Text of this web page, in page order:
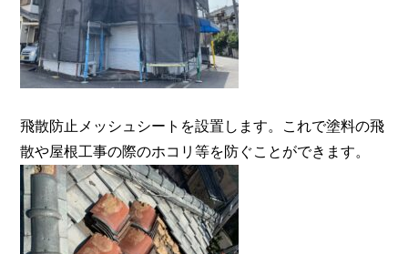
飛散防止メッシュシートを設置します。これで塗料の飛
散や屋根工事の際のホコリ等を防ぐことができます。